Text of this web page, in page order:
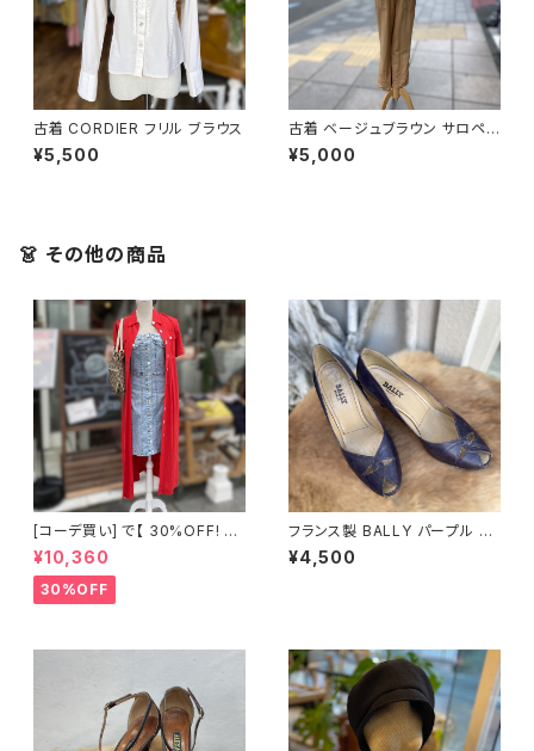
古着 CORDIER フリル ブラウス
¥5,500
古着 ベージュブラウン サロペッ
ト
¥5,000
👗 その他の商品
[コーデ買い] で【 30%OFF! 】2
点 古着 ROBBIE BEE レッド ロ
ングシャツワンピース + デニム
サロペットワンピース
¥10,360
30%OFF
フランス製 BALLY パープル ク
ロストゥパンプス
¥4,500